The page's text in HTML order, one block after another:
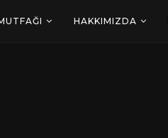
HAKKIMIZDA